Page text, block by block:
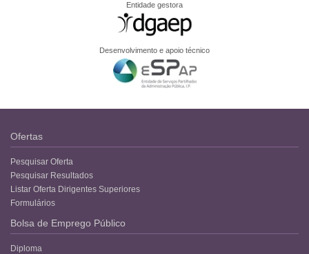
Entidade gestora
Desenvolvimento e apoio técnico
Ofertas
Pesquisar Oferta
Pesquisar Resultados
Listar Oferta Dirigentes Superiores
Formulários
Bolsa de Emprego Público
Diploma